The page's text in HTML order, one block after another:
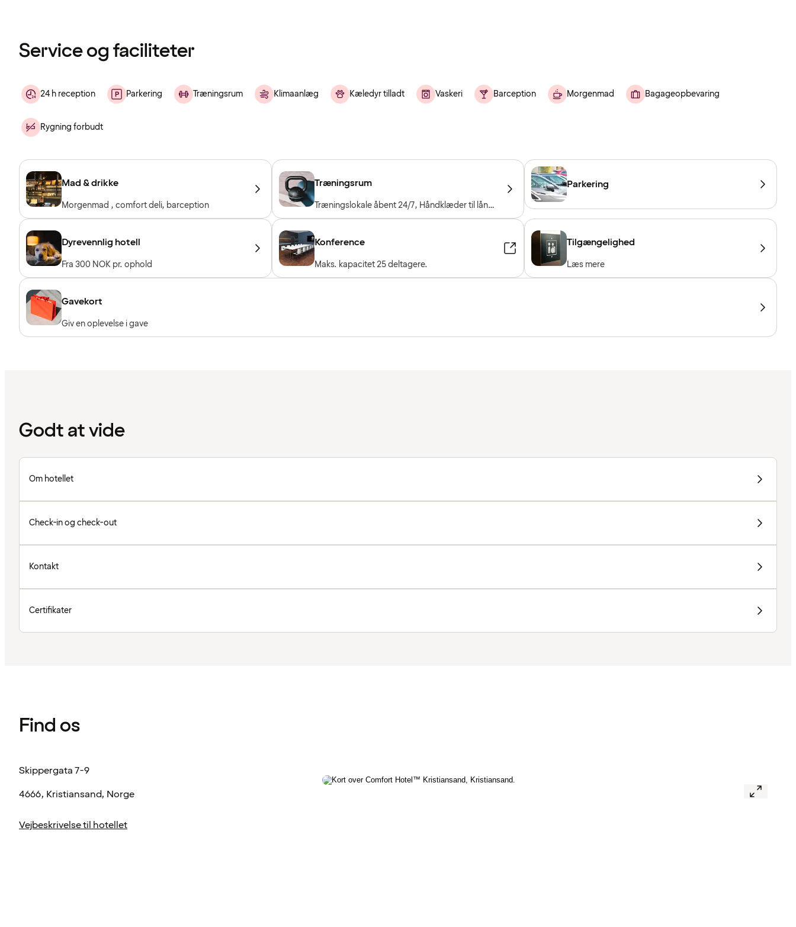
Service og faciliteter
24 h reception Parkering Træningsrum Klimaanlæg Kæledyr tilladt Vaskeri Barception Morgenmad Bagageopbevaring
Rygning forbudt
Mad & drikke
Morgenmad , comfort deli, barception
Træningsrum
Træningslokale åbent 24/7, Håndklæder til låns,
Træningsmaskiner, Konditionsmaskiner, Frie
Parkering
Dyrevennlig hotell
Fra 300 NOK pr. ophold
Konference
Maks. kapacitet 25 deltagere.
Tilgængelighed
Læs mere
Gavekort
Giv en oplevelse i gave
Godt at vide
Om hotellet
Check-in og check-out
Kontakt
Certifikater
Find os
Skippergata 7-9
4666, Kristiansand, Norge
Vejbeskrivelse til hotellet